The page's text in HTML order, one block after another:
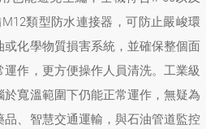
類型防水連接器，可防止嚴峻環
化學物質損害系統，並確保整個面
作，更方便操作人員清洗。工業級
寬溫範圍下仍能正常運作，無疑為
、智慧交通運輸，與石油管道監控